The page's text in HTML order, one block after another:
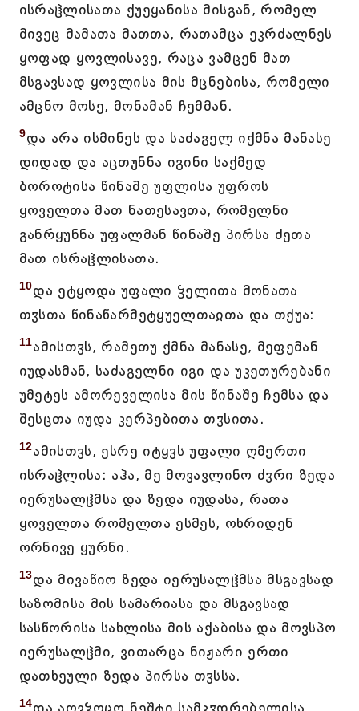
ისრაჱლისათა ქუეყანისა მისგან, რომელ
მივეც მამათა მათთა, რათამცა ეკრძალნეს
ყოფად ყოვლისავე, რაცა ვამცენ მათ
მსგავსად ყოვლისა მის მცნებისა, რომელი
ამცნო მოსე, მონამან ჩემმან.
9და არა ისმინეს და საძაგელ იქმნა მანასე
დიდად და აცთუნნა იგინი საქმედ
ბოროტისა წინაშე უფლისა უფროს
ყოველთა მათ ნათესავთა, რომელნი
განრყუნნა უფალმან წინაშე პირსა ძეთა
მათ ისრაჱლისათა.
10და ეტყოდა უფალი ჴელითა მონათა
თჳსთა წინაწარმეტყუელთაჲთა და თქუა:
11ამისთჳს, რამეთუ ქმნა მანასე, მეფემან
იუდასმან, საძაგელნი იგი და უკეთურებანი
უმეტეს ამორეველისა მის წინაშე ჩემსა და
შესცთა იუდა კერპებითა თჳსითა.
12ამისთჳს, ესრე იტყჳს უფალი ღმერთი
ისრაჱლისა: აჰა, მე მოვავლინო ძჳრი ზედა
იერუსალჱმსა და ზედა იუდასა, რათა
ყოველთა რომელთა ესმეს, ოხრიდენ
ორნივე ყურნი.
13და მივაწიო ზედა იერუსალჱმსა მსგავსად
საზომისა მის სამარიასა და მსგავსად
სასწორისა სახლისა მის აქაბისა და მოვსპო
იერუსალჱმი, ვითარცა ნიჟარი ერთი
დათხეული ზედა პირსა თჳსსა.
14